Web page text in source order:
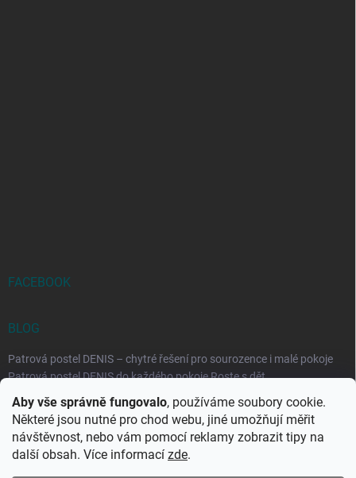
Aby vše správně fungovalo, používáme soubory cookie.
Některé jsou nutné pro chod webu, jiné umožňují měřit
návštěvnost, nebo vám pomocí reklamy zobrazit tipy na
další obsah. Více informací zde.
FACEBOOK
BLOG
Patrová postel DENIS – chytré řešení pro sourozence i malé pokoje
Patrová postel DENIS do každého pokoje Roste s dět...
Rozkládací postele RELAX – ideální řešení pro malé prostory i
každodenní spaní
Rozkládací postel, která se přizpůsobí vašemu živo...